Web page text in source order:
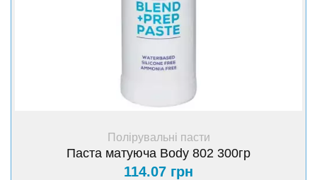
+ Купити
Полірувальні пасти
Паста матуюча Body 802 300гр
114.07 грн